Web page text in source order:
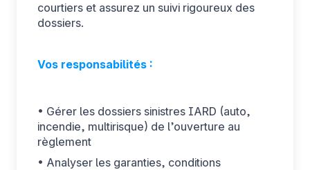
courtiers et assurez un suivi rigoureux des
dossiers.
Vos responsabilités :
• Gérer les dossiers sinistres IARD (auto,
incendie, multirisque) de l’ouverture au
règlement
• Analyser les garanties, conditions